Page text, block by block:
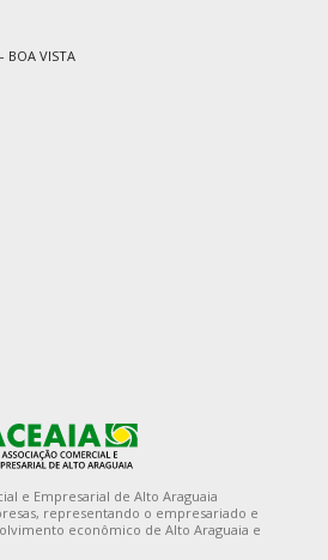
BOA VISTA
e Empresarial de Alto Araguaia
representando o empresariado e
econômico de Alto Araguaia e